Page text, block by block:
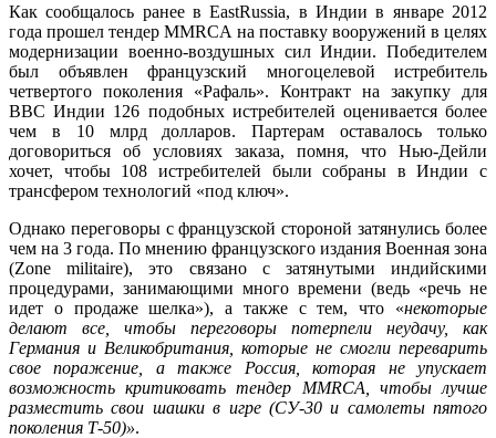
Как сообщалось ранее в EastRussia, в Индии в январе 2012
года прошел тендер MMRCA на поставку вооружений в целях
модернизации военно-воздушных сил Индии. Победителем
был объявлен французский многоцелевой истребитель
четвертого поколения «Рафаль». Контракт на закупку для
ВВС Индии 126 подобных истребителей оценивается более
чем в 10 млрд долларов. Партерам оставалось только
договориться об условиях заказа, помня, что Нью-Дейли
хочет, чтобы 108 истребителей были собраны в Индии с
трансфером технологий «под ключ».
Однако переговоры с французской стороной затянулись более
чем на 3 года. По мнению французского издания Военная зона
(Zone militaire), это связано с затянутыми индийскими
процедурами, занимающими много времени (ведь «речь не
идет о продаже шелка»), а также с тем, что «некоторые
делают все, чтобы переговоры потерпели неудачу, как
Германия и Великобритания, которые не смогли переварить
свое поражение, а также Россия, которая не упускает
возможность критиковать тендер MMRCA, чтобы лучше
разместить свои шашки в игре (СУ-30 и самолеты пятого
поколения Т-50)».